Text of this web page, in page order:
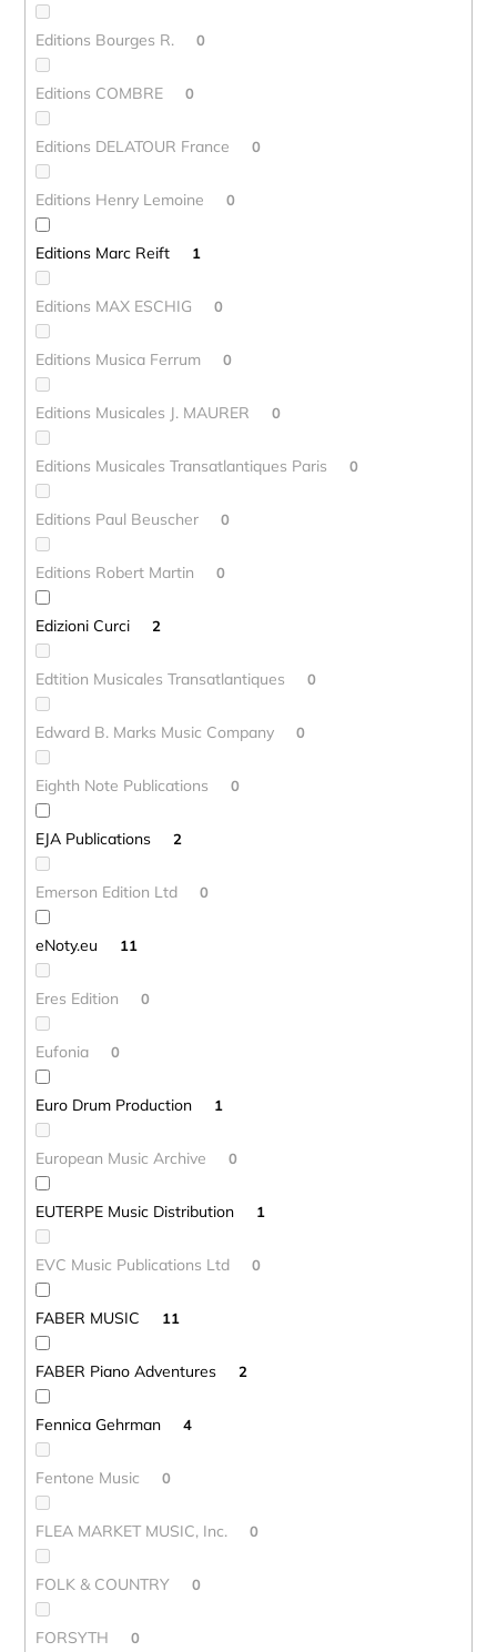
Editions Bourges R. 0
Editions COMBRE 0
Editions DELATOUR France 0
Editions Henry Lemoine 0
Editions Marc Reift 1
Editions MAX ESCHIG 0
Editions Musica Ferrum 0
Editions Musicales J. MAURER 0
Editions Musicales Transatlantiques Paris 0
Editions Paul Beuscher 0
Editions Robert Martin 0
Edizioni Curci 2
Edtition Musicales Transatlantiques 0
Edward B. Marks Music Company 0
Eighth Note Publications 0
EJA Publications 2
Emerson Edition Ltd 0
eNoty.eu 11
Eres Edition 0
Eufonia 0
Euro Drum Production 1
European Music Archive 0
EUTERPE Music Distribution 1
EVC Music Publications Ltd 0
FABER MUSIC 11
FABER Piano Adventures 2
Fennica Gehrman 4
Fentone Music 0
FLEA MARKET MUSIC, Inc. 0
FOLK & COUNTRY 0
FORSYTH 0